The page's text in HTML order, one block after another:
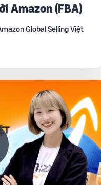
Amazon (FBA)
Global Selling Việt